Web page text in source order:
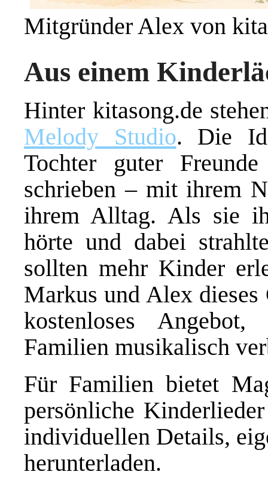
Mitgründer Alex von
Aus einem
Hinter kitasong.de
Melody Studio. Die
Tochter guter
schrieben – mit ihrem
ihrem Alltag. Als sie
hörte und dabei
sollten mehr Kinder
Markus und Alex
kostenloses
Familien musikalisch
Für Familien bietet
persönliche
individuellen Details,
herunterladen.